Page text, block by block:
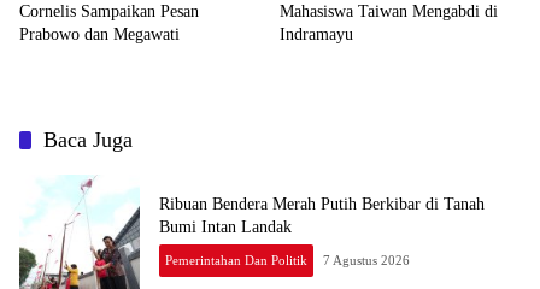
Cornelis Sampaikan Pesan
Prabowo dan Megawati
Mahasiswa Taiwan Mengabdi di
Baca Juga
Ribuan Bendera Merah Putih Berkibar di Tanah
Bumi Intan Landak
Pemerintahan Dan Politik 7 Agustus 2026